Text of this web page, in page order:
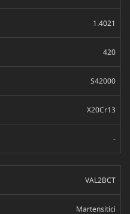
1.4021
420
S42000
X20Cr13
-
VAL2BCT
Martensitici